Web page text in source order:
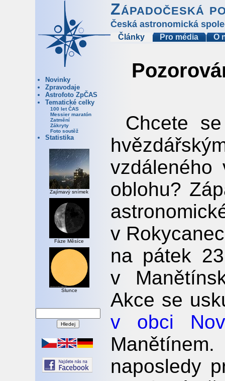
Západočeská
Česká astronomická
Články Pro média O
Novinky
Zpravodaje
Astrofoto ZpČAS
Tematické celky
100 let ČAS
Messier maratón
Zatmění
Zákryty
Foto soutěž
Statistika
Zajímavý snímek
Fáze Měsíce
Slunce
Chcete
vzdáleného
oblohu?
v
na pátek
v
Akce se
v obci
naposledy